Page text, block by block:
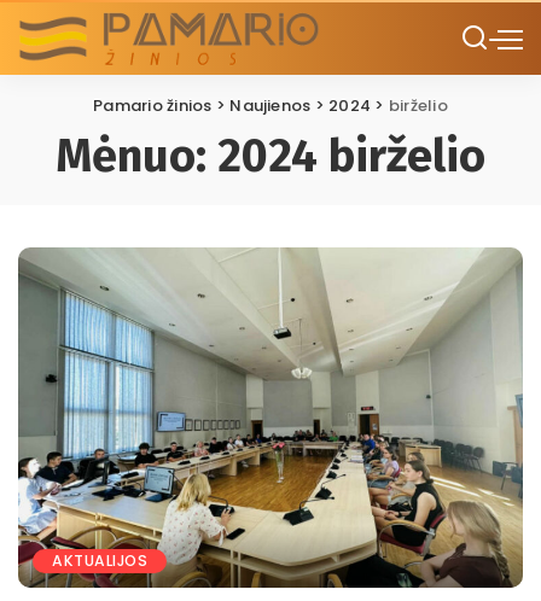
Pamario žinios > Naujienos > 2024 > birželio
Mėnuo: 2024 birželio
AKTUALIJOS